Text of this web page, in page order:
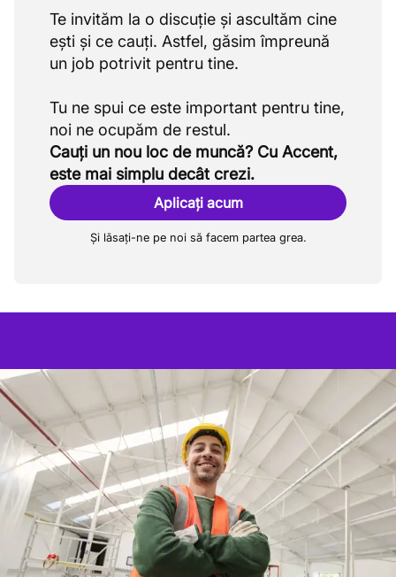
Te invităm la o discuție și ascultăm cine
ești și ce cauți. Astfel, găsim împreună
un job potrivit pentru tine.
Tu ne spui ce este important pentru tine,
Cauți un nou loc de muncă? Cu Accent,
este mai simplu decât crezi.
Aplicați acum
Și lăsați-ne pe noi să facem partea grea.